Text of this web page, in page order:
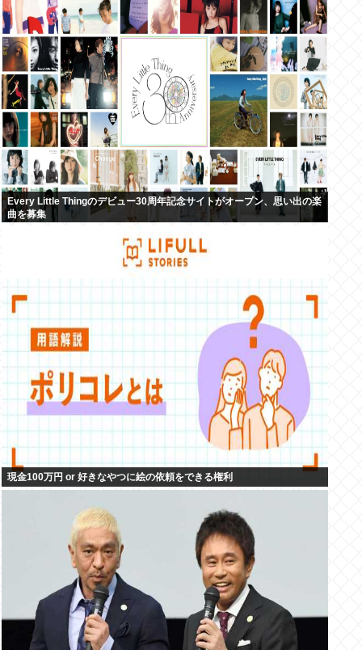
Every Little Thingのデビュー30周年記念サイトがオープン、思い出の楽
曲を募集
現金100万円 or 好きなやつに絵の依頼をできる権利